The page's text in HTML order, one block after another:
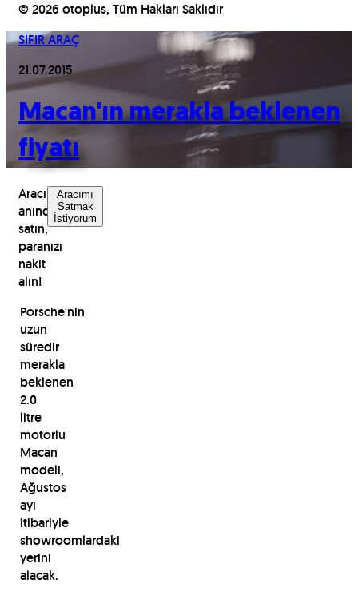
© 2026 otoplus, Tüm Hakları Saklıdır
SIFIR ARAÇ
21.07.2015
Macan'ın merakla beklenen
fiyatı
Aracınızı
anında
satın,
paranızı
nakit
alın!
Aracımı
Satmak
İstiyorum
Porsche'nin
uzun
süredir
merakla
beklenen
2.0
litre
motorlu
Macan
modeli,
Ağustos
ayı
itibariyle
showroomlardaki
yerini
alacak.